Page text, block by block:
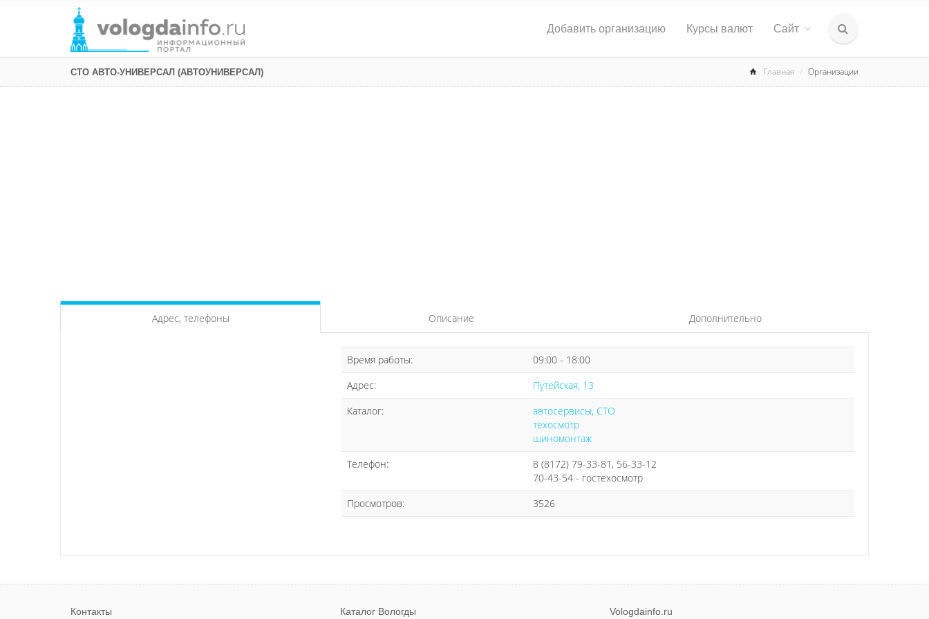
Добавить организацию Курсы валют Сайт
СТО АВТО-УНИВЕРСАЛ (АВТОУНИВЕРСАЛ) Главная Организации
Адрес, телефоны Описание Дополнительно
Время работы:
09:00 - 18:00
Адрес:
Путейская, 13
Каталог:
автосервисы, СТО
техосмотр
шиномонтаж
Телефон:
8 (8172) 79-33-81, 56-33-12
70-43-54 - гостехосмотр
Просмотров:
3526
Контакты Каталог Вологды Vologdainfo.ru